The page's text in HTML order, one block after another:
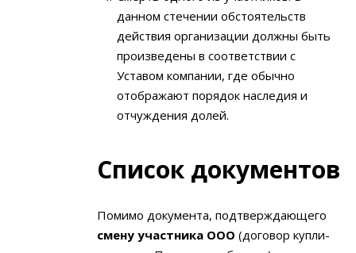
данном стечении обстоятельств
действия организации должны быть
произведены в соответствии с
Уставом компании, где обычно
отображают порядок наследия и
отчуждения долей.
Список документов
Помимо документа, подтверждающего
смену участника ООО (договор купли-